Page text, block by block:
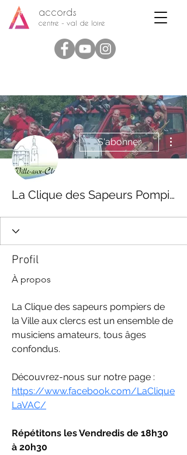
accords
centre - val de loire
S'abonner
La Clique des Sapeurs Pompiers
Profil
À propos
La Clique des sapeurs pompiers de
la Ville aux clercs est un ensemble de
musiciens amateurs, tous âges
confondus.
Découvrez-nous sur notre page :
https://www.facebook.com/LaClique
LaVAC/
Répétitons les Vendredis de 18h30
à 20h30